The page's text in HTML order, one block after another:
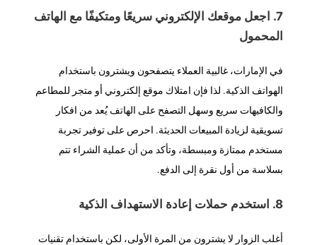
7. اجعل موقعك الإلكتروني سريعًا ومتكيفًا مع الهاتف
المحمول
في الإمارات، غالبية العملاء يتصفحون ويشترون باستخدام
الهواتف الذكية. لذا فإن امتلاك موقع إلكتروني أو متجر للمطاعم
والكافيهات سريع وسهل التصفح على الهاتف يُعد من افكار
تسويقية لزيادة المبيعات الحديثة. احرص على توفير تجربة
مستخدم ممتازة ومبسطة، وتأكد من أن عملية الشراء تتم
بسلاسة من أول نقرة إلى الدفع.
8. استخدم حملات إعادة الاستهداف الذكية
أغلب الزوار لا يشترون من المرة الأولى، لكن باستخدام تقنيات